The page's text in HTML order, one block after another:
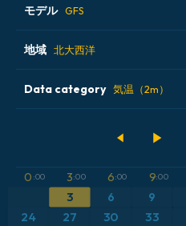
2026-08-08 06 UTC
2026-08-08 12 UTC
2026-08-08 18 UTC
モデル GFS
ALADIN CZ 2.3 km
ECMWF AIFS [AI]
地域 北大西洋
アイスランド
イギリス
Data category 気温（2m）
0 :00 3:00 6:00 9:00
3 6 9
24
27 30 33